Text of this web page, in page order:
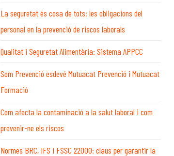
La seguretat és cosa de tots: les obligacions del
personal en la prevenció de riscos laborals
Qualitat i Seguretat Alimentària: Sistema APPCC
Som Prevenció esdevé Mutuacat Prevenció i Mutuacat
Formació
Com afecta la contaminació a la salut laboral i com
prevenir-ne els riscos
Normes BRC, IFS i FSSC 22000: claus per garantir la